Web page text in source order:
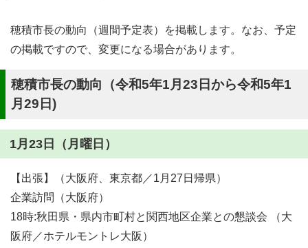
穂積市長の動向（週間予定表）を掲載します。なお、予定
の掲載ですので、変更になる場合があります。
穂積市長の動向（令和5年1月23日から令和5年1
月29日)
1月23日（月曜日）
【出張】（大阪府、東京都／1月27日帰県）
企業訪問（大阪府）
18時:秋田県・県内市町村と関西地区企業との懇談会 （大
阪府／ホテルモントレ大阪）